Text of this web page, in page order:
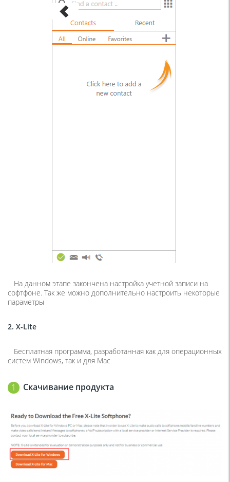
На данном этапе закончена настройка учетной записи на
софтфоне. Так же можно дополнительно настроить некоторые
параметры
2. X-Lite
Бесплатная программа, разработанная как для операционных
систем Windows, так и для Mac
Скачивание продукта